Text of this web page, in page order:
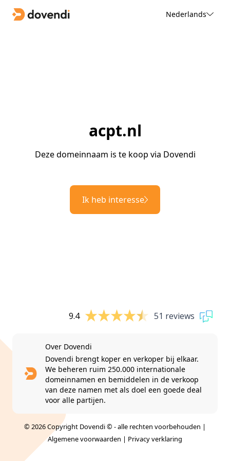
Nederlands
acpt.nl
Deze domeinnaam is te koop via Dovendi
Ik heb interesse
9.4 51 reviews
Over Dovendi
Dovendi brengt koper en verkoper bij elkaar.
We beheren ruim 250.000 internationale
domeinnamen en bemiddelen in de verkoop
van deze namen met als doel een goede deal
voor alle partijen.
© 2026 Copyright Dovendi © - alle rechten voorbehouden |
Algemene voorwaarden | Privacy verklaring